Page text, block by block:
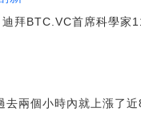
拜BTC.VC首席科學家
兩個小時內就上漲了